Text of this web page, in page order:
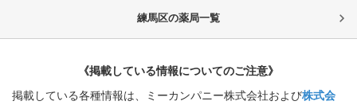
練馬区の薬局一覧
《掲載している情報についてのご注意》
掲載している各種情報は、ミーカンパニー株式会社および株式会